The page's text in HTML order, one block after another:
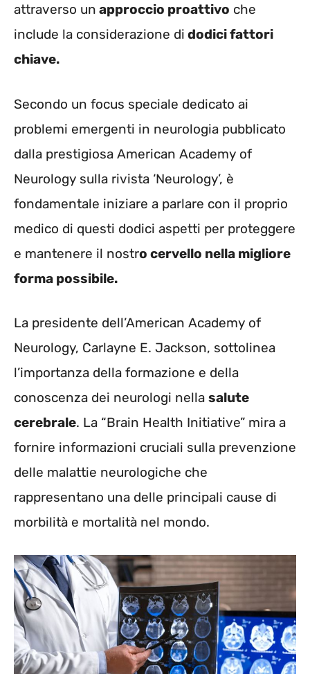
attraverso un approccio proattivo che
include la considerazione di dodici fattori
chiave.
Secondo un focus speciale dedicato ai
problemi emergenti in neurologia pubblicato
dalla prestigiosa American Academy of
Neurology sulla rivista ‘Neurology’, è
fondamentale iniziare a parlare con il proprio
medico di questi dodici aspetti per proteggere
e mantenere il nostro cervello nella migliore
forma possibile.
La presidente dell’American Academy of
Neurology, Carlayne E. Jackson, sottolinea
l’importanza della formazione e della
conoscenza dei neurologi nella salute
cerebrale. La “Brain Health Initiative” mira a
fornire informazioni cruciali sulla prevenzione
delle malattie neurologiche che
rappresentano una delle principali cause di
morbilità e mortalità nel mondo.